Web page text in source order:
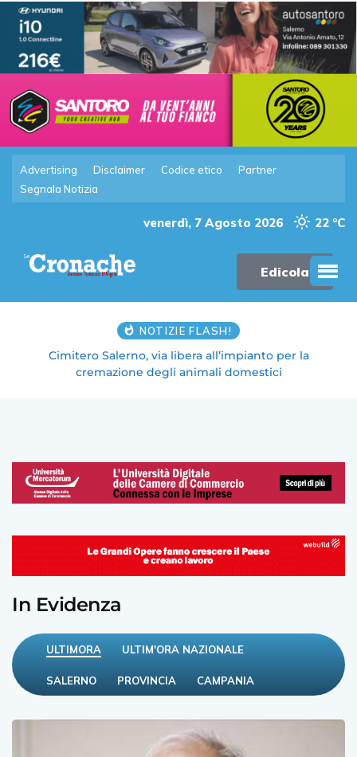
Advertising Disclaimer Codice etico
Partner
Segnala Notizia
venerdì, 7 Agosto 2026 22 °C
Edicola
NOTIZIE FLASH!
Cimitero Salerno, via libera all’impianto per la
cremazione degli animali domestici
In Evidenza
ULTIMORA ULTIM'ORA NAZIONALE
SALERNO PROVINCIA CAMPANIA